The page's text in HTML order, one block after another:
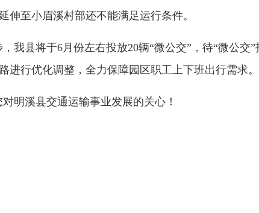
伸至小眉溪村部还不能满足运行条件。
，我县将于6月份左右投放20辆“微公交”，待“微公
进行优化调整，全力保障园区职工上下班出行需求。
对明溪县交通运输事业发展的关心！